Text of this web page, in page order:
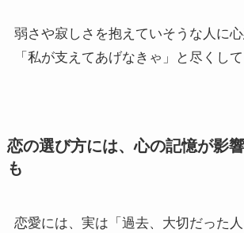
弱さや寂しさを抱えていそうな人に心
「私が支えてあげなきゃ」と尽くして
恋の選び方には、心の記憶が影
も
恋愛には、実は「過去、大切だった